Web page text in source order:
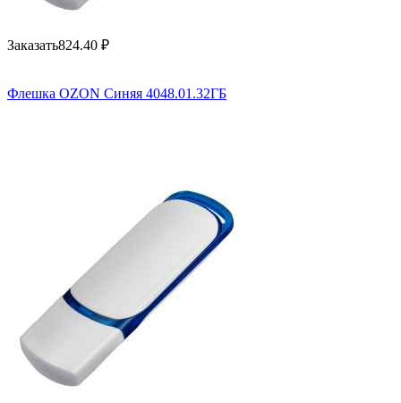
Заказать824.40 ₽
Флешка OZON Синяя 4048.01.32ГБ